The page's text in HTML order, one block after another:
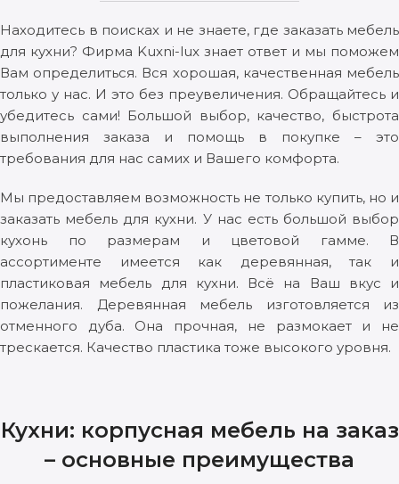
Находитесь в поисках и не знаете, где заказать мебель
для кухни? Фирма Kuxni-lux знает ответ и мы поможем
Вам определиться. Вся хорошая, качественная мебель
только у нас. И это без преувеличения. Обращайтесь и
убедитесь сами! Большой выбор, качество, быстрота
выполнения заказа и помощь в покупке – это
требования для нас самих и Вашего комфорта.
Мы предоставляем возможность не только купить, но и
заказать мебель для кухни. У нас есть большой выбор
кухонь по размерам и цветовой гамме. В
ассортименте имеется как деревянная, так и
пластиковая мебель для кухни. Всё на Ваш вкус и
пожелания. Деревянная мебель изготовляется из
отменного дуба. Она прочная, не размокает и не
трескается. Качество пластика тоже высокого уровня.
Кухни: корпусная мебель на заказ
– основные преимущества